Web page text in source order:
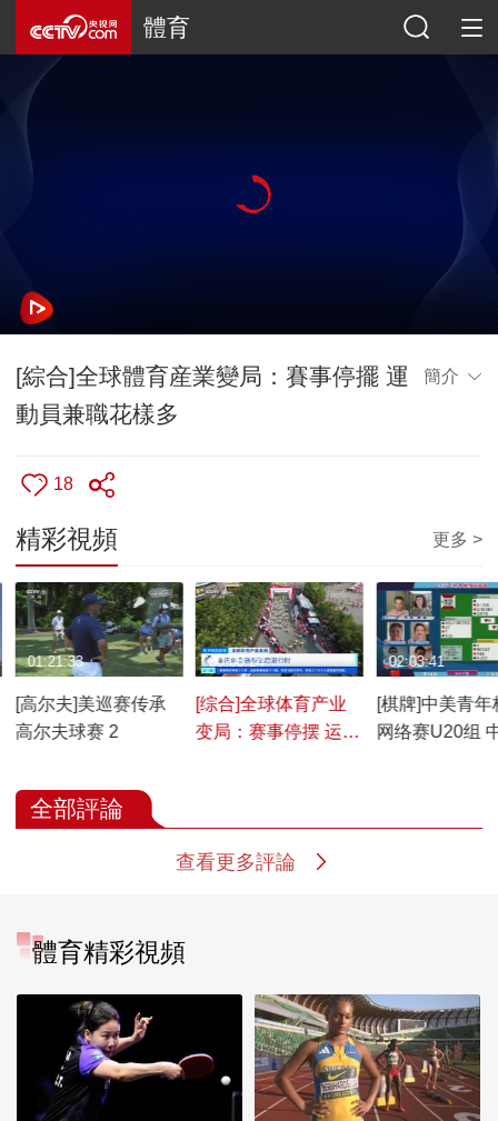
體育
[綜合]全球體育産業變局：賽事停擺 運
動員兼職花樣多
簡介
18
精彩視頻 更多 >
[高尔夫]美巡赛传承
高尔夫球赛 2
01:21:33
[综合]全球体育产业
变局：赛事停摆 运动
00:08:24
[棋牌]中美青年
网络赛U20组
02:03:41
全部評論
查看更多評論
體育精彩視頻